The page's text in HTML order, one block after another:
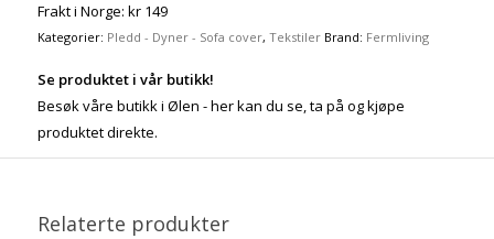
Frakt i Norge: kr 149
Kategorier: Pledd - Dyner - Sofa cover, Tekstiler Brand: Fermliving
Se produktet i vår butikk!
Besøk våre butikk i Ølen - her kan du se, ta på og kjøpe
produktet direkte.
Relaterte produkter